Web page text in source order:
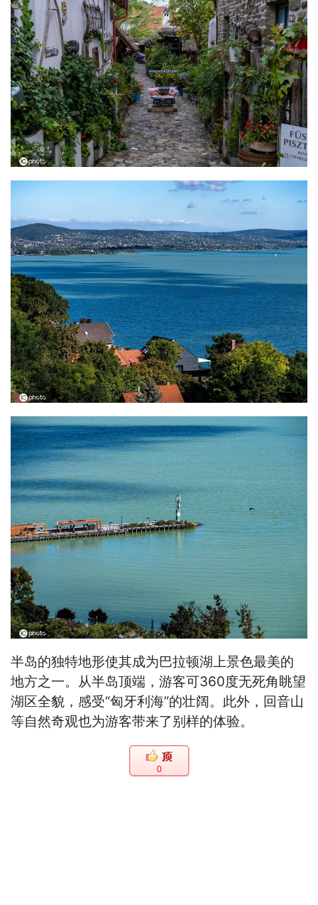
半岛的独特地形使其成为巴拉顿湖上景色最美的
地方之一。从半岛顶端，游客可360度无死角眺望
湖区全貌，感受“匈牙利海”的壮阔。此外，回音山
等自然奇观也为游客带来了别样的体验。
0